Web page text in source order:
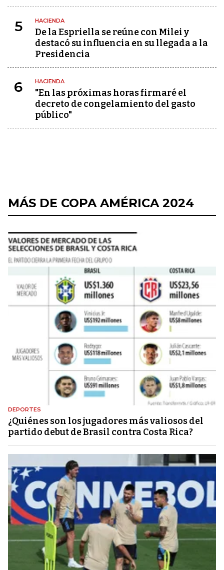
5 HACIENDA
De la Espriella se reúne con Milei y
destacó su influencia en su llegada a la
Presidencia
6 HACIENDA
"En las próximas horas firmaré el
decreto de congelamiento del gasto
público"
MÁS DE COPA AMÉRICA 2024
DEPORTES
¿Quiénes son los jugadores más valiosos del
partido debut de Brasil contra Costa Rica?